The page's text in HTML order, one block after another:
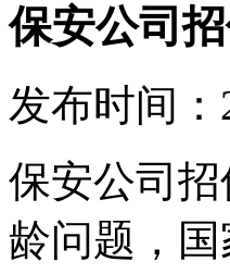
保安公司
发布时间：
保安公司
龄问题，